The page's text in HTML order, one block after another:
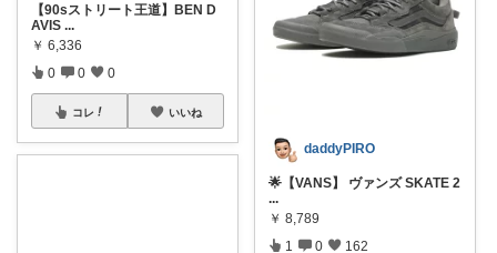
【90sストリート王道】BEN D
AVIS ...
￥ 6,336
0 0 0
コレ いいね
daddyPIRO
🌟【VANS】 ヴァンズ SKATE 2
...
￥ 8,789
1 0 162